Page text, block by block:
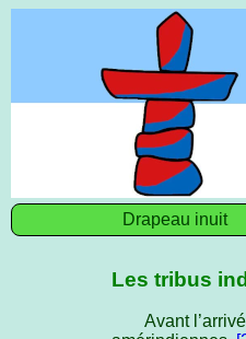
Drapeau inuit
Les tribus
Avant